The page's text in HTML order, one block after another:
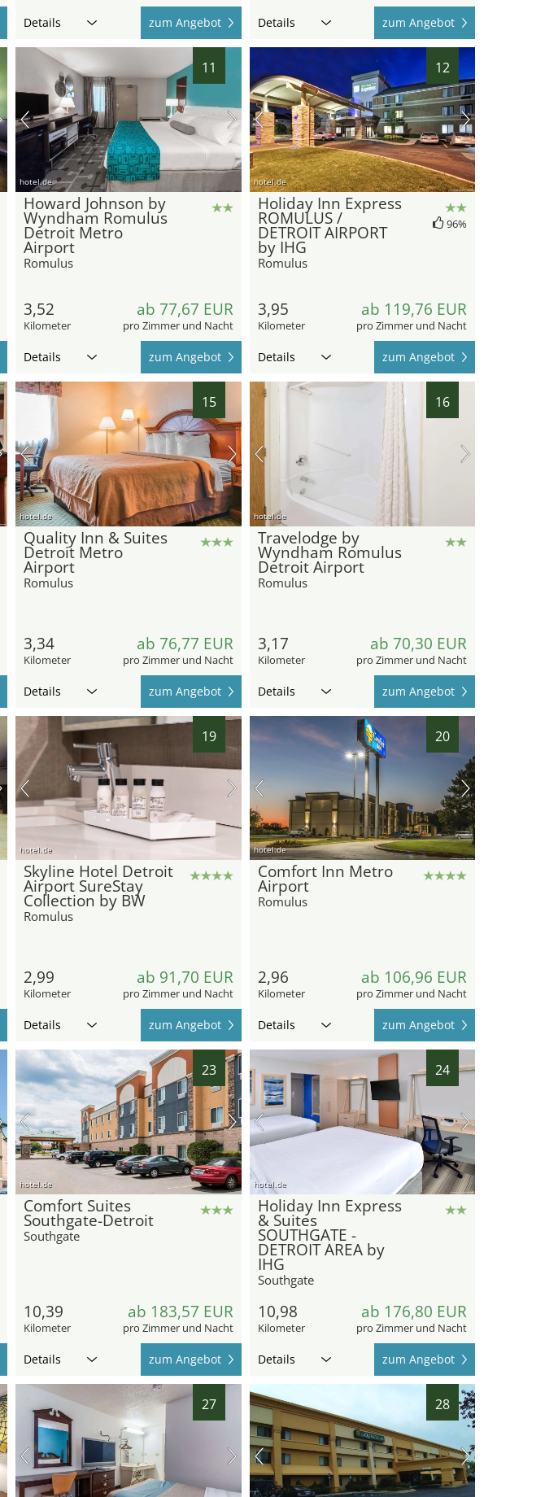
Details zum Angebot Details zum Angebot
11
hotel.de
Howard Johnson by
Wyndham Romulus
Detroit Metro
Airport
Romulus
3,52
Kilometer
ab 77,67 EUR
pro Zimmer und Nacht
Details zum Angebot
12
hotel.de
Holiday Inn Express
ROMULUS /
DETROIT AIRPORT
by IHG
Romulus
96%
3,95
Kilometer
ab 119,76 EUR
pro Zimmer und Nacht
Details zum Angebot
15
hotel.de
Quality Inn & Suites
Detroit Metro
Airport
Romulus
3,34
Kilometer
ab 76,77 EUR
pro Zimmer und Nacht
Details zum Angebot
16
hotel.de
Travelodge by
Wyndham Romulus
Detroit Airport
Romulus
3,17
Kilometer
ab 70,30 EUR
pro Zimmer und Nacht
Details zum Angebot
19
hotel.de
Skyline Hotel Detroit
Airport SureStay
Collection by BW
Romulus
2,99
Kilometer
ab 91,70 EUR
pro Zimmer und Nacht
Details zum Angebot
20
hotel.de
Comfort Inn Metro
Airport
Romulus
2,96
Kilometer
ab 106,96 EUR
pro Zimmer und Nacht
Details zum Angebot
23
hotel.de
Comfort Suites
Southgate-Detroit
Southgate
10,39
Kilometer
ab 183,57 EUR
pro Zimmer und Nacht
Details zum Angebot
24
hotel.de
Holiday Inn Express
& Suites
SOUTHGATE -
DETROIT AREA by
IHG
Southgate
10,98
Kilometer
ab 176,80 EUR
pro Zimmer und Nacht
Details zum Angebot
27 28